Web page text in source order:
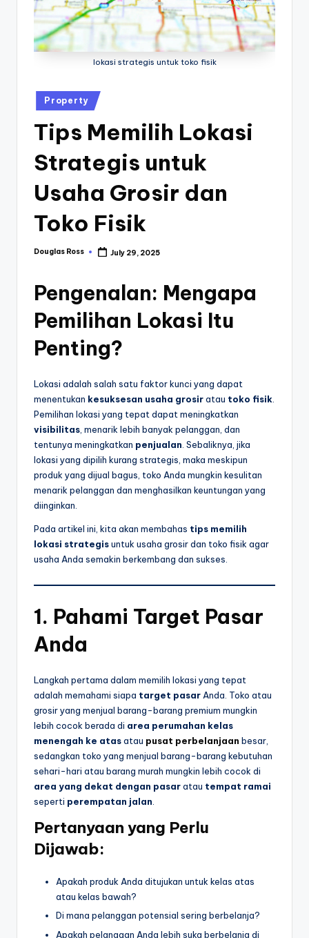
lokasi strategis untuk toko fisik
Posted
in
Property
Tips Memilih Lokasi
Strategis untuk
Usaha Grosir dan
Toko Fisik
Posted
Douglas Ross July 29, 2025
Pengenalan: Mengapa
Pemilihan Lokasi Itu
Penting?
Lokasi adalah salah satu faktor kunci yang dapat
menentukan kesuksesan usaha grosiratau toko fisik
Pemilihan lokasi yang tepat dapat meningkatkan
visibilitas , menarik lebih banyak pelanggan, dan
tentunya meningkatkan penjualan . Sebaliknya, jika
lokasi yang dipilih kurang strategis, maka meskipun
produk yang dijual bagus, toko Anda mungkin kesulitan
menarik pelanggan dan menghasilkan keuntungan yang
diinginkan.
Pada artikel ini, kita akan membahas tips memilih
lokasi strategisuntuk usaha grosir dan toko fisik agar
usaha Anda semakin berkembang dan sukses.
1. Pahami Target Pasar
Anda
Langkah pertama dalam memilih lokasi yang tepat
adalah memahami siapa target pasarAnda. Toko atau
grosir yang menjual barang-barang premium mungkin
lebih cocok berada di area perumahan kelas
menengah ke atasatau pusat perbelanjaan besar,
sedangkan toko yang menjual barang-barang kebutuhan
sehari-hari atau barang murah mungkin lebih cocok di
area yang dekat dengan pasaratau tempat ramai
seperti perempatan jalan.
Pertanyaan yang Perlu
Dijawab:
Apakah produk Anda ditujukan untuk kelas atas
atau kelas bawah?
Di mana pelanggan potensial sering berbelanja?
Apakah pelanggan Anda lebih suka berbelanja di